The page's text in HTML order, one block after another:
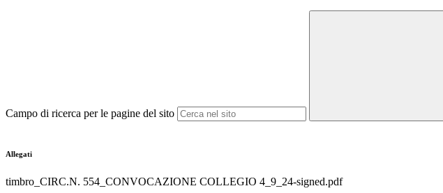
Campo di ricerca per le pagine del sito
Allegati
timbro_CIRC.N. 554_CONVOCAZIONE COLLEGIO 4_9_24-signed.pdf